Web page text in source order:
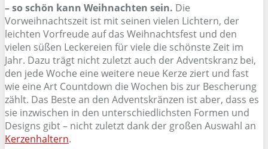
– so schön kann Weihnachten sein. Die
Vorweihnachtszeit ist mit seinen vielen Lichtern, der
leichten Vorfreude auf das Weihnachtsfest und den
vielen süßen Leckereien für viele die schönste Zeit im
Jahr. Dazu trägt nicht zuletzt auch der Adventskranz bei,
den jede Woche eine weitere neue Kerze ziert und fast
wie eine Art Countdown die Wochen bis zur Bescherung
zählt. Das Beste an den Adventskränzen ist aber, dass es
sie inzwischen in den unterschiedlichsten Formen und
Designs gibt – nicht zuletzt dank der großen Auswahl an
Kerzenhaltern.